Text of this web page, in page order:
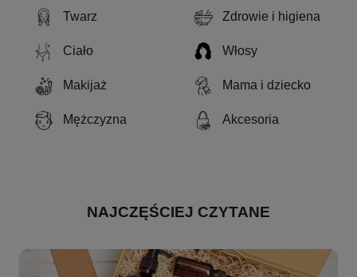
Twarz Zdrowie i higiena
Ciało Włosy
Makijaż Mama i dziecko
Mężczyzna Akcesoria
NAJCZĘŚCIEJ CZYTANE